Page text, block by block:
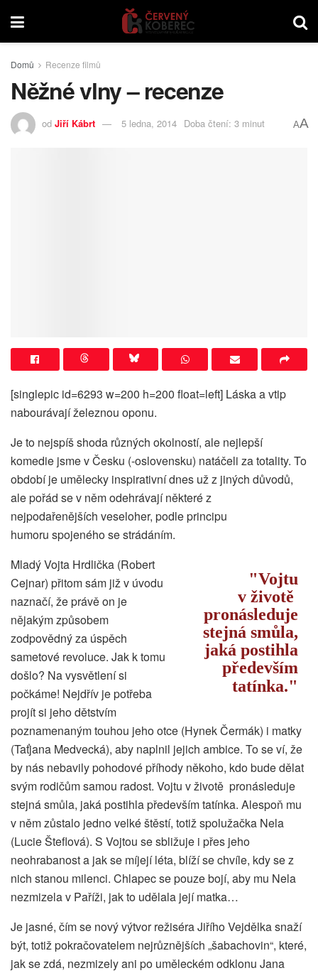
Domů Recenze filmů
Něžné vlny – recenze
od Jiří Kábrt 5 ledna, 2014 Doba čtení: 3 minut AA
[singlepic id=6293 w=200 h=200 float=left] Láska a vtip
nabourávají železnou oponu.
Je to nejspíš shoda různých okolností, ale nejlepší
komedie jsme v Česku (-oslovensku) natáčeli za totality. To
období je umělecky inspirativní dnes už z jiných důvodů,
ale pořád se v něm odehrávají některé z
nejpodařenějších veseloher, podle principu
humoru spojeného se strádáním.
Vojtu
v životě
pronásleduje
stejná smůla,
jaká postihla
především
tatínka.
Mladý Vojta Hrdlička (Robert
Cejnar) přitom sám již v úvodu
naznačí, že právě on je
nějakým způsobem
zodpovědný za úspěch
sametové revoluce. Jak k tomu
došlo? Na vysvětlení si
počkáme! Nejdřív je potřeba
projít si jeho dětstvím
poznamenaným touhou jeho otce (Hynek Čermák) i matky
(Taťjana Medvecká), aby naplnil jejich ambice. To se ví, že
by nás nebavily pohodové příhody někoho, kdo bude dělat
svým rodičům samou radost. Vojtu v životě pronásleduje
stejná smůla, jaká postihla především tatínka. Alespoň mu
v něm zůstalo jedno velké štěstí, totiž spolužačka Nela
(Lucie Šteflová). S Vojtou se sbližuje i přes jeho
neohrabanost a jak se míjejí léta, blíží se chvíle, kdy se z
nich stanou milenci. Chlapec se pouze bojí, aby mu Nela
nezmizela v Paříži, jak to udělala její matka…
Je jasné, čím se nový výtvor režiséra Jiřího Vejdělka snaží
být, totiž pokračovatelem nejrůznějších „šabachovin“, které,
jak se zdá, nezmizely ani po uměleckém odklonu Jana